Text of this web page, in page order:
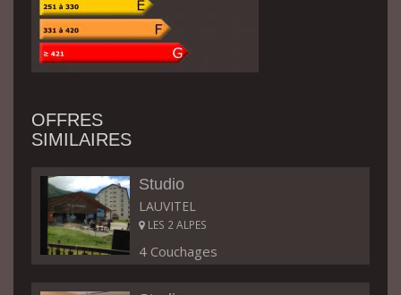
OFFRES
SIMILAIRES
Studio
LAUVITEL
LES 2 ALPES
4 Couchages